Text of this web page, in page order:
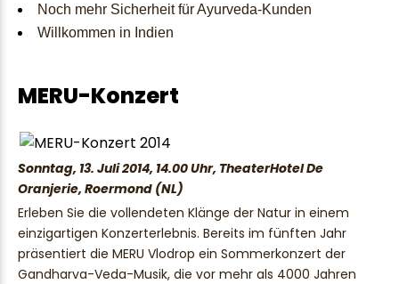
Noch mehr Sicherheit für Ayurveda-Kunden
Willkommen in Indien
MERU-Konzert
Sonntag, 13. Juli 2014, 14.00 Uhr, TheaterHotel De
Oranjerie, Roermond (NL)
Erleben Sie die vollendeten Klänge der Natur in einem
einzigartigen Konzerterlebnis. Bereits im fünften Jahr
präsentiert die MERU Vlodrop ein Sommerkonzert der
Gandharva-Veda-Musik, die vor mehr als 4000 Jahren